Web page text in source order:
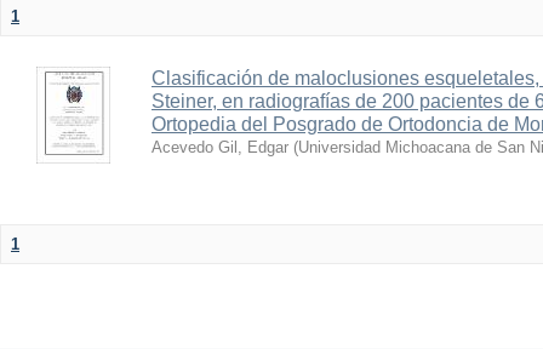
1
Clasificación de maloclusiones
Steiner, en radiografías de 200 pacientes de
Ortopedia del Posgrado de Ortodoncia de
Acevedo Gil, Edgar (Universidad Michoacana de San
1